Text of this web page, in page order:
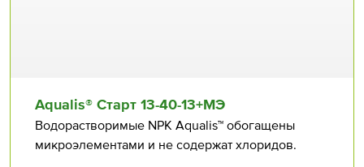
Aqualis® Старт 13⁠⁠-40⁠⁠-13+МЭ
Водорастворимые NPK Aqualis™ обогащены
микроэлементами и не содержат хлоридов.